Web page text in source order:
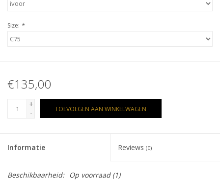
Size: *
€135,00
+
-
TOEVOEGEN AAN WINKELWAGEN
Informatie Reviews (0)
Beschikbaarheid: Op voorraad(1)